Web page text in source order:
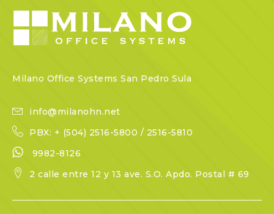
Milano Office Systems San Pedro Sula
info@milanohn.net
PBX: + (504) 2516-5800 / 2516-5810
9982-8126
2 calle entre 12 y 13 ave. S.O. Apdo. Postal # 69